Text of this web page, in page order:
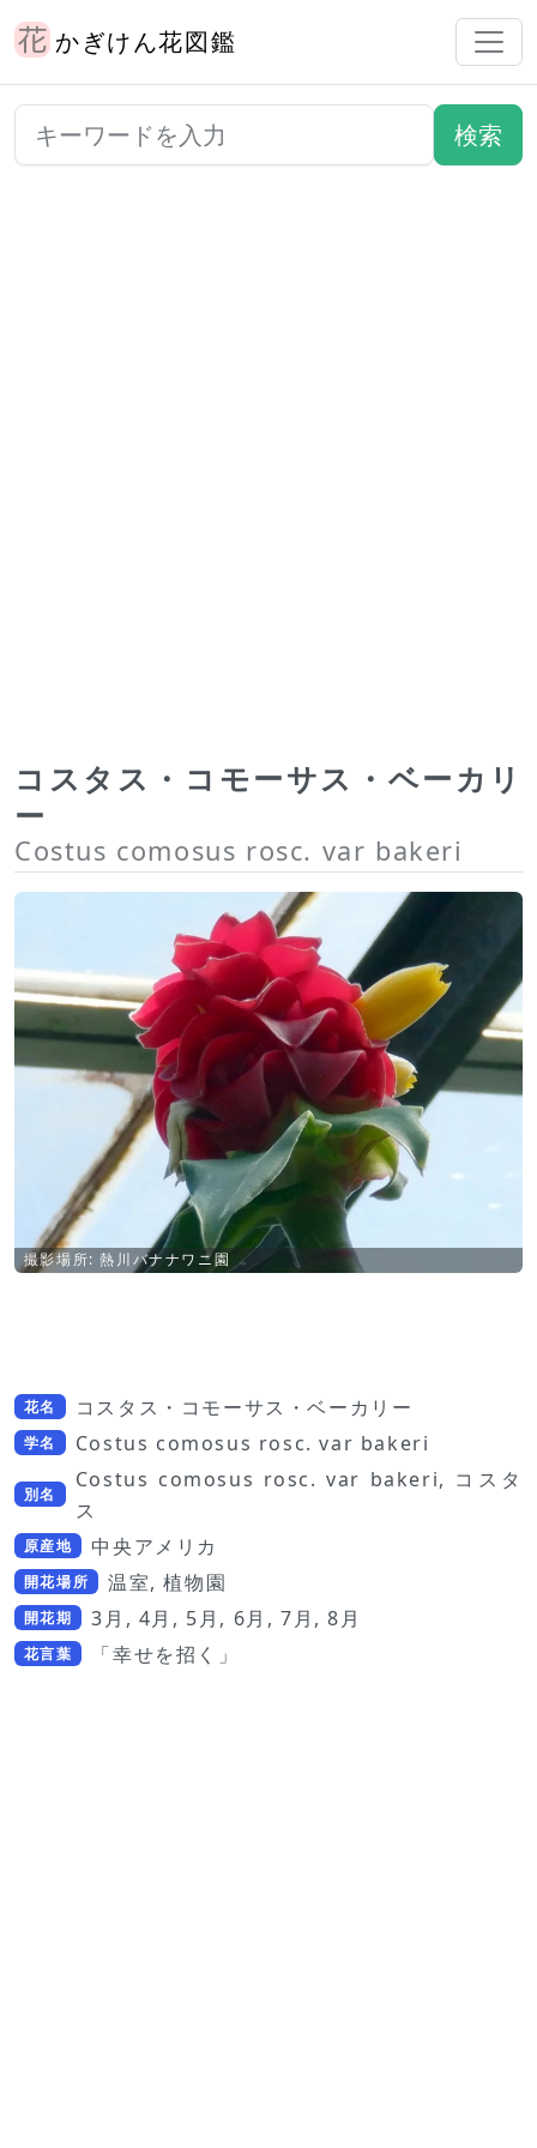
かぎけん花図鑑
コスタス・コモーサス・ベーカリ
ー
Costus comosus rosc. var bakeri
撮影場所: 熱川バナナワニ園
花名 コスタス・コモーサス・ベーカリー
学名 Costus comosus rosc. var bakeri
別名
Costus comosus rosc. var bakeri, コスタ
ス
原産地 中央アメリカ
開花場所 温室, 植物園
開花期 3月, 4月, 5月, 6月, 7月, 8月
花言葉 「幸せを招く」